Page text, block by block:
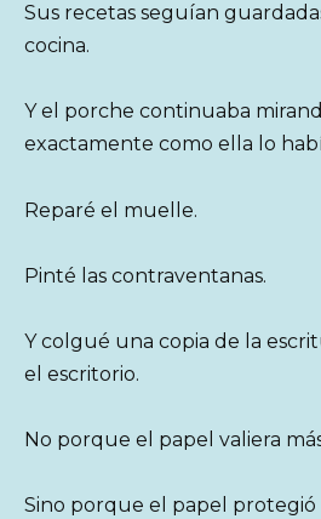
Sus recetas seguían
cocina.
Y el porche continuaba
exactamente como ella lo
Reparé el muelle.
Pinté las contraventanas.
Y colgué una copia de la
el escritorio.
No porque el papel valiera
Sino porque el papel protegió